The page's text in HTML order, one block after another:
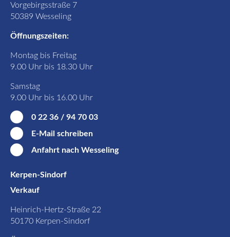
Vorgebirgsstraße 7
50389 Wesseling
Öffnungszeiten:
Montag bis Freitag
9.00 Uhr bis 18.30 Uhr
Samstag
9.00 Uhr bis 16.00 Uhr
0 22 36 / 94 70 03
E-Mail schreiben
Anfahrt nach Wesseling
Kerpen-Sindorf
Verkauf
Heinrich-Hertz-Straße 22
50170 Kerpen-Sindorf